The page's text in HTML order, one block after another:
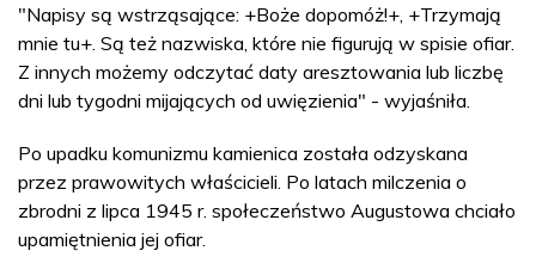
"Napisy są wstrząsające: +Boże dopomóż!+, +Trzymają
mnie tu+. Są też nazwiska, które nie figurują w spisie ofiar.
Z innych możemy odczytać daty aresztowania lub liczbę
dni lub tygodni mijających od uwięzienia" - wyjaśniła.
Po upadku komunizmu kamienica została odzyskana
przez prawowitych właścicieli. Po latach milczenia o
zbrodni z lipca 1945 r. społeczeństwo Augustowa chciało
upamiętnienia jej ofiar.